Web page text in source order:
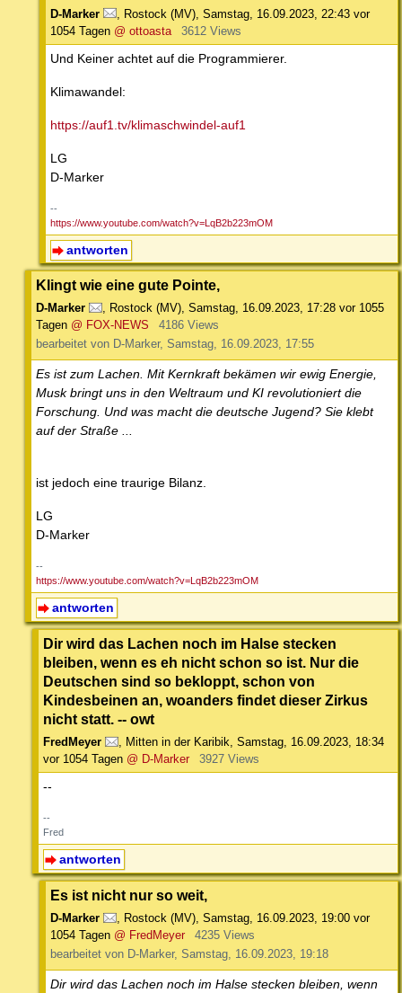
D-Marker Rostock (MV) Samstag, 16.09.2023, 22:43 vor
1054 Tagen @ ottoasta 3612 Views
Und Keiner achtet auf die Programmierer.
Klimawandel:
https://auf1.tv/klimaschwindel-auf1
LG
D-Marker
--
https://www.youtube.com/watch?v=LqB2b223mOM
antworten
Klingt wie eine gute Pointe,
D-Marker , Rostock (MV), Samstag, 16.09.2023, 17:28 vor 1055
Tagen @ FOX-NEWS
4186 Views
bearbeitet von D-Marker, Samstag, 16.09.2023, 17:55
Es ist zum Lachen. Mit Kernkraft bekämen wir ewig Energie,
Musk bringt uns in den Weltraum und KI revolutioniert die
Forschung. Und was macht die deutsche Jugend? Sie klebt
auf der Straße ...
ist jedoch eine traurige Bilanz.
LG
D-Marker
--
https://www.youtube.com/watch?v=LqB2b223mOM
antworten
Dir wird das Lachen noch im Halse stecken
bleiben, wenn es eh nicht schon so ist. Nur die
Deutschen sind so bekloppt, schon von
Kindesbeinen an, woanders findet dieser Zirkus
nicht statt. -- owt
FredMeyer , Mitten in der Karibik, Samstag, 16.09.2023, 18:34
vor 1054 Tagen @ D-Marker 3927 Views
--
--
Fred
antworten
Es ist nicht nur so weit,
D-Marker , Rostock (MV), Samstag, 16.09.2023, 19:00 vor
1054 Tagen @ FredMeyer
4235 Views
bearbeitet von D-Marker, Samstag, 16.09.2023, 19:18
Dir wird das Lachen noch im Halse stecken bleiben, wenn